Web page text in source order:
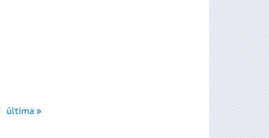
última »